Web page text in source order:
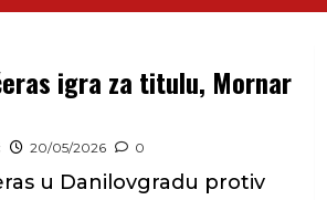
igra za titulu, Mornar
20/05/2026 0
u Danilovgradu protiv